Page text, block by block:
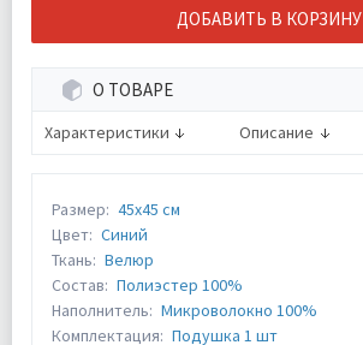
ДОБАВИТЬ В КОРЗИНУ
О ТОВАРЕ
Характеристики Описание
Размер: 45х45 см
Цвет: Синий
Ткань: Велюр
Состав: Полиэстер 100%
Наполнитель: Микроволокно 100%
Комплектация: Подушка 1 шт